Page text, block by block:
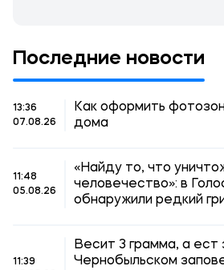
Последние новости
13:36
07.08.26
Как оформить
дома
11:48
05.08.26
«Найду то, что
человечество»: в
обнаружили редкий
11:39
Весит 3 грамма, а ест
Чернобыльском